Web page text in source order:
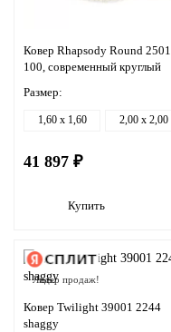
Ковер Rhapsody Round 2501
100, современный круглый
Размер:
1,60 x 1,60 2,00 x 2,00
41 897 ₽
Купить
Лидер продаж!
Ковер Twilight 39001 2244
shaggy